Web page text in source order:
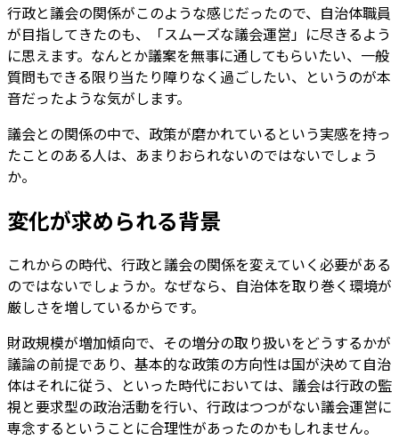
行政と議会の関係がこのような感じだったので、自治体職員
が目指してきたのも、「スムーズな議会運営」に尽きるよう
に思えます。なんとか議案を無事に通してもらいたい、一般
質問もできる限り当たり障りなく過ごしたい、というのが本
音だったような気がします。
議会との関係の中で、政策が磨かれているという実感を持っ
たことのある人は、あまりおられないのではないでしょう
か。
変化が求められる背景
これからの時代、行政と議会の関係を変えていく必要がある
のではないでしょうか。なぜなら、自治体を取り巻く環境が
厳しさを増しているからです。
財政規模が増加傾向で、その増分の取り扱いをどうするかが
議論の前提であり、基本的な政策の方向性は国が決めて自治
体はそれに従う、といった時代においては、議会は行政の監
視と要求型の政治活動を行い、行政はつつがない議会運営に
専念するということに合理性があったのかもしれません。